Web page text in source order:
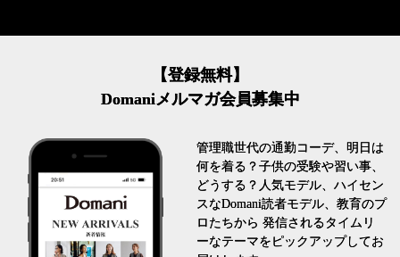
【登録無料】
Domaniメルマガ会員募集中
管理職世代の通勤コーデ、明日は
何を着る？子供の受験や習い事、
どうする？人気モデル、ハイセン
スなDomani読者モデル、教育のプ
ロたちから 発信されるタイムリ
ーなテーマをピックアップしてお